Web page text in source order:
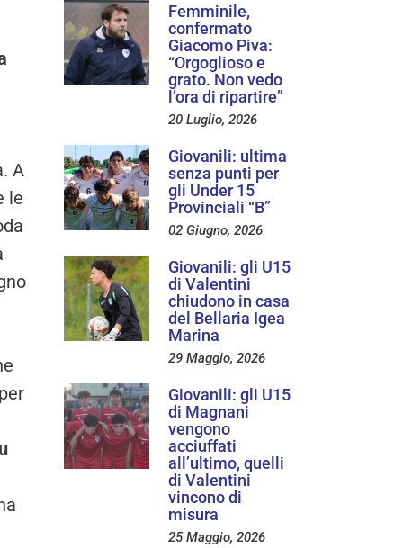
A
le
Femminile,
confermato
Giacomo Piva:
“Orgoglioso e
grato. Non vedo
l’ora di ripartire”
20 Luglio, 2026
Giovanili: ultima
senza punti per
gli Under 15
Provinciali “B”
02 Giugno, 2026
Giovanili: gli U15
di Valentini
chiudono in casa
del Bellaria Igea
Marina
29 Maggio, 2026
Giovanili: gli U15
di Magnani
vengono
acciuffati
all’ultimo, quelli
di Valentini
vincono di
misura
25 Maggio, 2026